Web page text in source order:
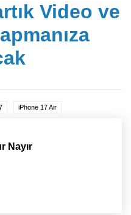
Video ve
iPhone 17 Air
Nayır